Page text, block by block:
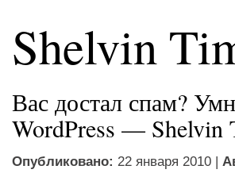
Shelvin
Вас достал спам?
WordPress — Shelvin
Опубликовано: 22 января 2010 |